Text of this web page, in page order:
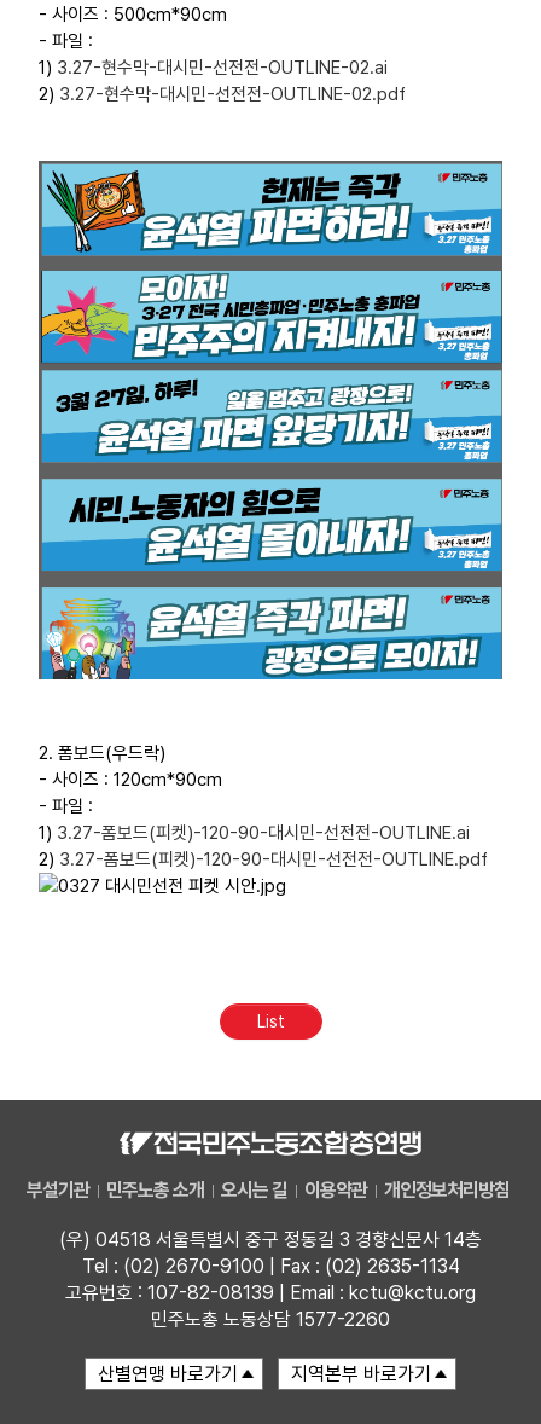
- 사이즈 : 500cm*90cm
- 파일 :
1) 3.27-현수막-대시민-선전전-OUTLINE-02.ai
2) 3.27-현수막-대시민-선전전-OUTLINE-02.pdf
2. 폼보드(우드락)
- 사이즈 : 120cm*90cm
- 파일 :
1) 3.27-폼보드(피켓)-120-90-대시민-선전전-OUTLINE.ai
2) 3.27-폼보드(피켓)-120-90-대시민-선전전-OUTLINE.pdf
List
부설기관 민주노총 소개 오시는 길 이용약관 개인정보처리방침
(우) 04518 서울특별시 중구 정동길 3 경향신문사 14층
Tel : (02) 2670-9100 | Fax : (02) 2635-1134
고유번호 : 107-82-08139 | Email : kctu@kctu.org
민주노총 노동상담 1577-2260